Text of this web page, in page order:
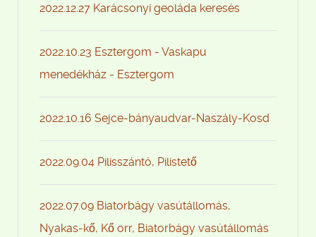
2022.12.27 Karácsonyi geoláda keresés
2022.10.23 Esztergom - Vaskapu
menedékház - Esztergom
2022.10.16 Sejce-bányaudvar-Naszály-Kosd
2022.09.04 Pilisszántó, Pilistető
2022.07.09 Biatorbágy vasútállomás,
Nyakas-kő, Kő orr, Biatorbágy vasútállomás